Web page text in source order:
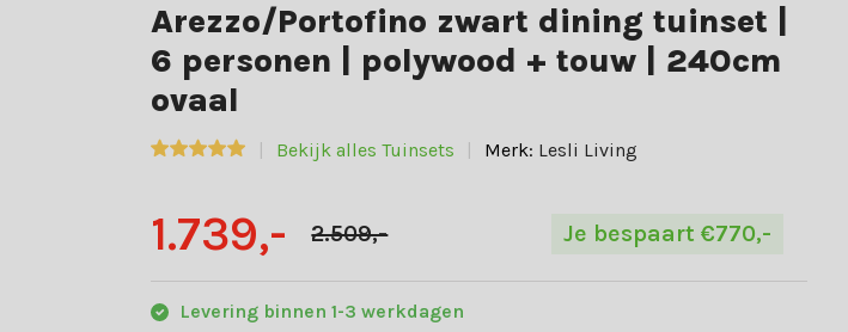
Arezzo/Portofino zwart dining tuinset |
6 personen | polywood + touw | 240cm
ovaal
Bekijk alles Tuinsets Merk: Lesli Living
1.739,- 2.509,- Je bespaart €770,-
Levering binnen 1-3 werkdagen